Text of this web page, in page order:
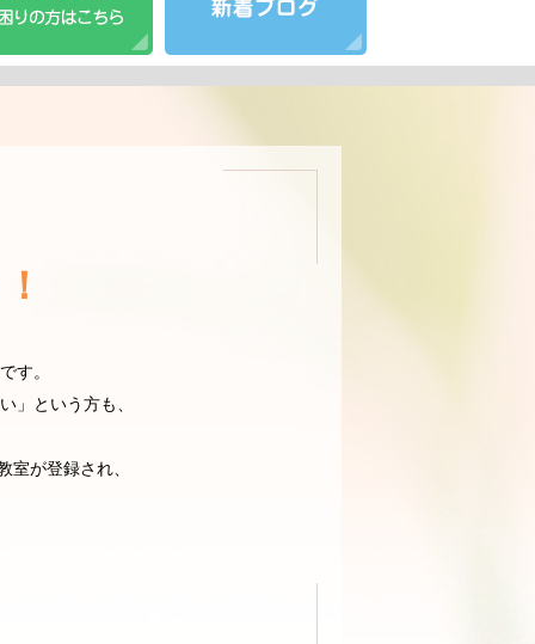
す。
」という方も、
室が登録され、